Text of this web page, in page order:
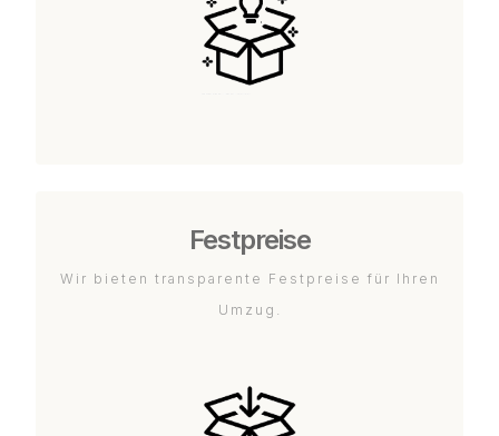
Festpreise
Wir bieten transparente Festpreise für Ihren
Umzug.